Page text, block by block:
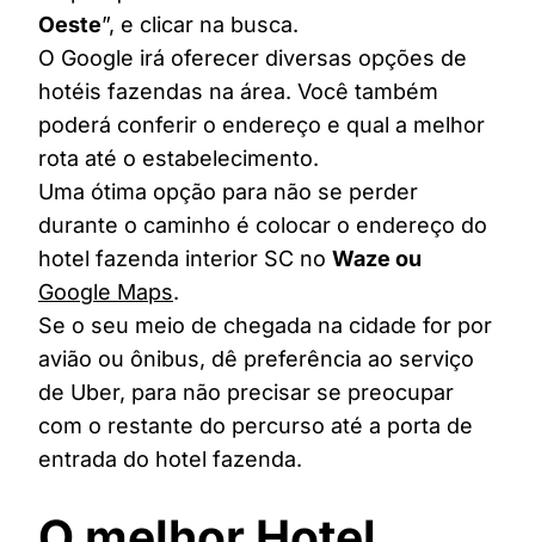
Oeste”, e clicar na busca.
O Google irá oferecer diversas opções de
hotéis fazendas na área. Você também
poderá conferir o endereço e qual a melhor
rota até o estabelecimento.
Uma ótima opção para não se perder
durante o caminho é colocar o endereço do
hotel fazenda interior SC no Waze ou
Google Maps.
Se o seu meio de chegada na cidade for por
avião ou ônibus, dê preferência ao serviço
de Uber, para não precisar se preocupar
com o restante do percurso até a porta de
entrada do hotel fazenda.